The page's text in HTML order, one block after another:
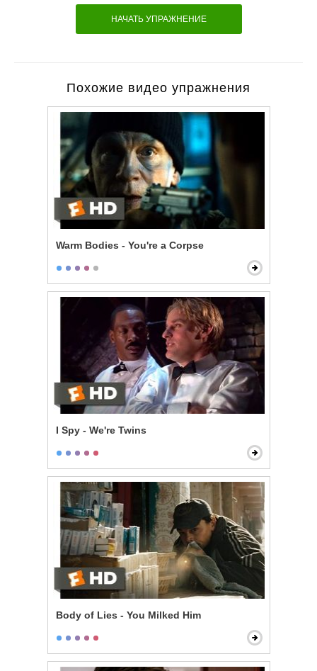
НАЧАТЬ УПРАЖНЕНИЕ
Похожие видео упражнения
Warm Bodies - You're a Corpse
I Spy - We're Twins
Body of Lies - You Milked Him